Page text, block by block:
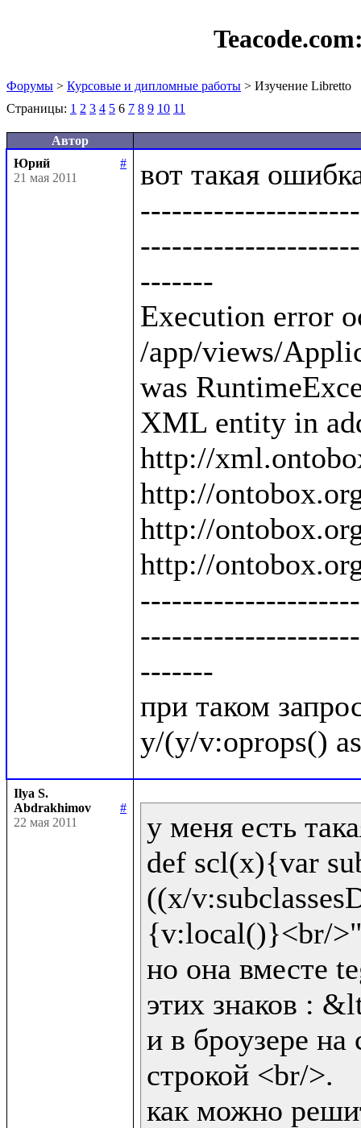
Форумы > Курсовые и дипломные работы > Изучение Libretto
Страницы: 1 2 3 4 5 6 7 8 9 10 11
Автор
Юрий
#
21 мая 2011
вот такая
-------
Execution error
/app/views/
was
XML entity in
http://
http://
http://
http://
-------
при таком
Ilya S.
Abdrakhimov
#
22 мая 2011
у меня есть
def scl(x){var
((x/
{v:local()}<br/
но она вместе
этих знаков :
и в броузере на
строкой <br/>.
как можно